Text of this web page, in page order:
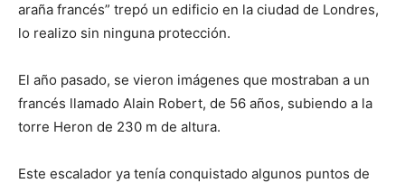
araña francés” trepó un edificio en la ciudad de Londres,
lo realizo sin ninguna protección.
El año pasado, se vieron imágenes que mostraban a un
francés llamado Alain Robert, de 56 años, subiendo a la
torre Heron de 230 m de altura.
Este escalador ya tenía conquistado algunos puntos de